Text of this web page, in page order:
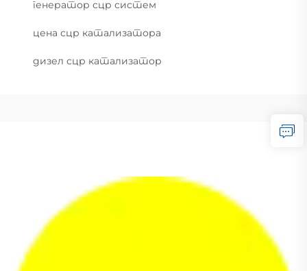
генератор сцр систем
цена сцр катализатора
дизел сцр катализатор